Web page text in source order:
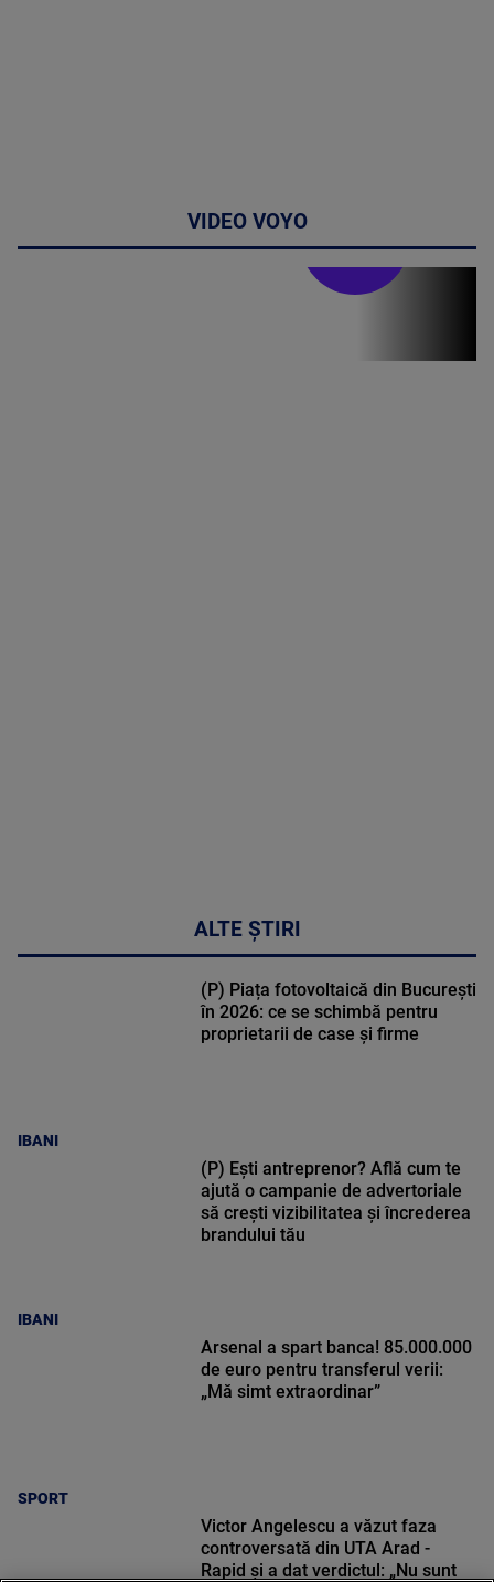
VIDEO VOYO
ALTE ȘTIRI
IBANI
(P) Piața fotovoltaică din București
în 2026: ce se schimbă pentru
proprietarii de case și firme
IBANI
(P) Ești antreprenor? Află cum te
ajută o campanie de advertoriale
să crești vizibilitatea și încrederea
brandului tău
SPORT
Arsenal a spart banca! 85.000.000
de euro pentru transferul verii:
„Mă simt extraordinar”
Victor Angelescu a văzut faza
controversată din UTA Arad -
Rapid și a dat verdictul: „Nu sunt